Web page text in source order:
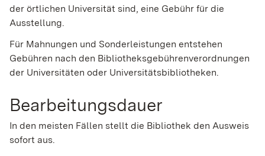
der örtlichen Universität sind, eine Gebühr für die
Ausstellung.
Für Mahnungen und Sonderleistungen entstehen
Gebühren nach den Bibliotheksgebührenverordnungen
der Universitäten oder Universitätsbibliotheken.
Bearbeitungsdauer
In den meisten Fällen stellt die Bibliothek den Ausweis
sofort aus.